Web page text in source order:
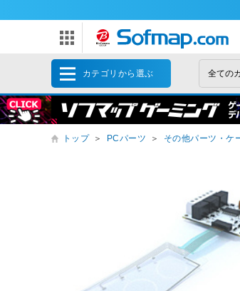
カテゴリから選ぶ
トップ ＞ PCパーツ ＞ その他パーツ・ケ